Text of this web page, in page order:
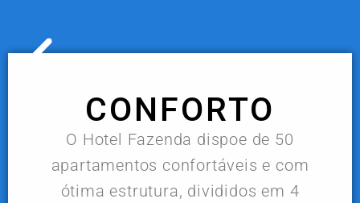
CONFORTO
O Hotel Fazenda dispoe de 50
apartamentos confortáveis e com
ótima estrutura, divididos em 4